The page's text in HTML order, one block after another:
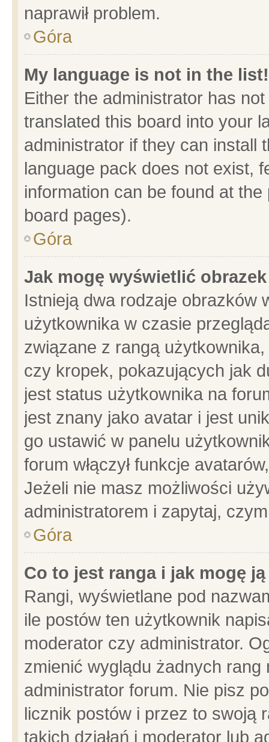
naprawił problem.
Góra
My language is not in the list!
Either the administrator has
translated this board into your
administrator if they can install
language pack does not exist,
information can be found at
board pages).
Góra
Jak mogę wyświetlić
Istnieją dwa rodzaje obrazków
użytkownika w czasie
związane z rangą
czy kropek, pokazujących jak
jest status użytkownika na
jest znany jako avatar i jest
go ustawić w panelu
forum włączył funkcje
Jeżeli nie masz możliwości
administratorem i zapytaj,
Góra
Co to jest ranga i jak mogę
Rangi, wyświetlane pod
ile postów ten użytkownik
moderator czy administrator.
zmienić wyglądu żadnych
administrator forum. Nie pisz
licznik postów i przez to swoją
takich działań i moderator lub